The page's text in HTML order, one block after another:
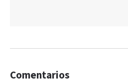
Comentarios